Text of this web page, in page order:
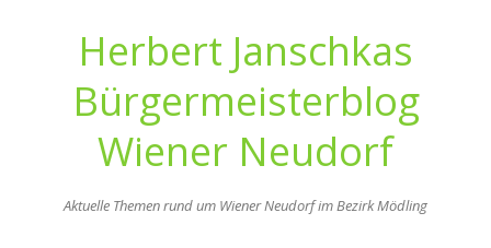
Herbert Janschkas
Bürgermeisterblog
Wiener Neudorf
Aktuelle Themen rund um Wiener Neudorf im Bezirk Mödling